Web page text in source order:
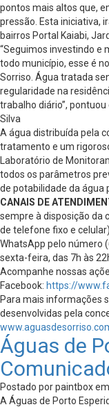
pontos mais altos que,
pressão. Esta iniciativa,
bairros Portal Kaiabi,
“Seguimos investindo e
todo município, esse é
Sorriso. Água tratada
regularidade na
trabalho diário”,
Silva
A água distribuída pela
tratamento e um
Laboratório de
todos os parâmetros
de potabilidade da água
CANAIS DE
sempre à disposição da
de telefone fixo e
WhatsApp pelo número
sexta-feira, das 7h às
Acompanhe nossas
Facebook: https://
Para mais informações
desenvolvidas pela
Águas de
Postado por paintbox
A Águas de Porto